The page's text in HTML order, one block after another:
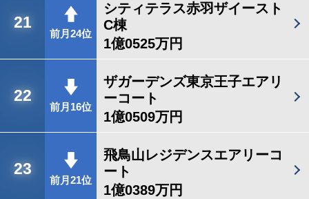
21
前月24位
シティテラス赤羽ザイースト
C棟
1億0525万円
22
前月16位
ザガーデンズ東京王子エアリ
ーコート
1億0509万円
23
前月21位
飛鳥山レジデンスエアリーコ
ート
1億0389万円